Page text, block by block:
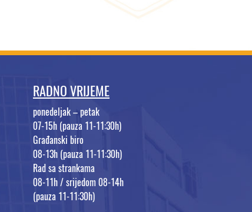
RADNO VRIJEME
ponedeljak – petak
07-15h (pauza 11-11:30h)
Građanski biro
08-13h (pauza 11-11:30h)
Rad sa strankama
08-11h / srijedom 08-14h
(pauza 11-11:30h)